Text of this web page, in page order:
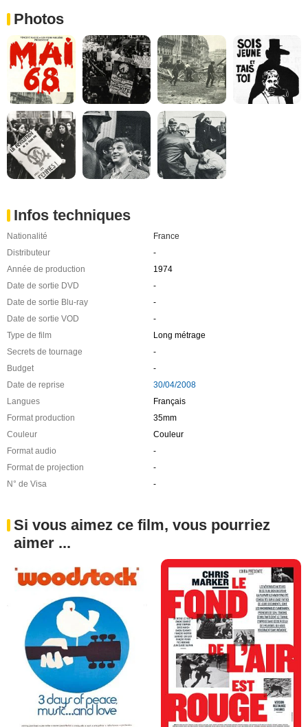
Photos
Infos techniques
Nationalité
France
Distributeur
-
Année de production
1974
Date de sortie DVD
-
Date de sortie Blu-ray
-
Date de sortie VOD
-
Type de film
Long métrage
Secrets de tournage
-
Budget
-
Date de reprise
30/04/2008
Langues
Français
Format production
35mm
Couleur
Couleur
Format audio
-
Format de projection
-
N° de Visa
-
Si vous aimez ce film, vous pourriez
aimer ...